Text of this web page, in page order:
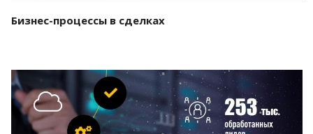
Бизнес-процессы в сделках